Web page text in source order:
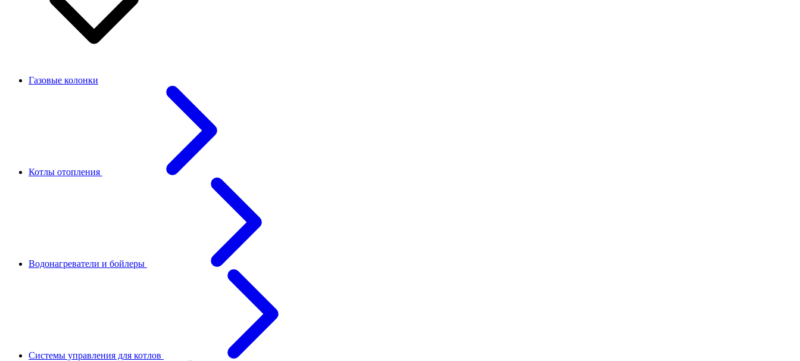
Газовые колонки
Котлы отопления
Водонагреватели и бойлеры
Системы управления для котлов